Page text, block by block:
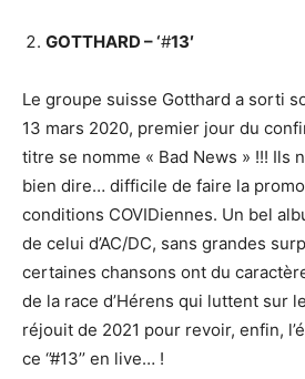
GOTTHARD – ‘#13′
Le groupe suisse Gotthard a sorti
13 mars 2020, premier jour du
titre se nomme « Bad News » !!! Ils
bien dire… difficile de faire la
conditions COVIDiennes. Un bel
de celui d’AC/DC, sans grandes
certaines chansons ont du
de la race d’Hérens qui luttent sur
réjouit de 2021 pour revoir, enfin,
ce ‘’#13’’ en live… !